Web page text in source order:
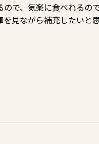
で、気楽に食べれるの
見ながら補充したいと